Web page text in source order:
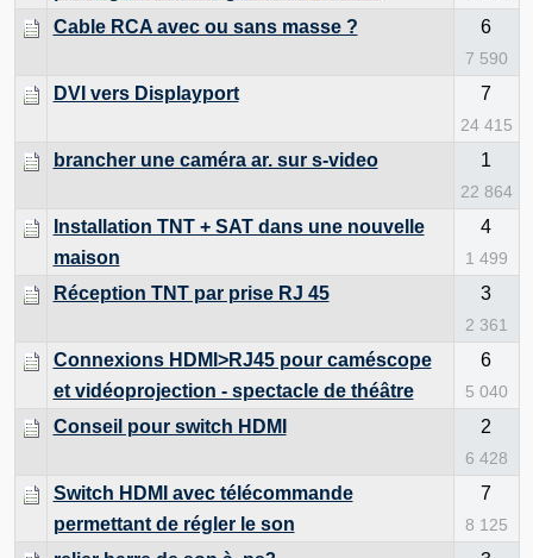
Cable RCA avec ou sans masse ? 6
7 590
DVI vers Displayport 7
24 415
brancher une caméra ar. sur s-video 1
22 864
Installation TNT + SAT dans une nouvelle
maison
4
1 499
Réception TNT par prise RJ 45 3
2 361
Connexions HDMI>RJ45 pour caméscope
et vidéoprojection - spectacle de théâtre
6
5 040
Conseil pour switch HDMI 2
6 428
Switch HDMI avec télécommande
permettant de régler le son
7
8 125